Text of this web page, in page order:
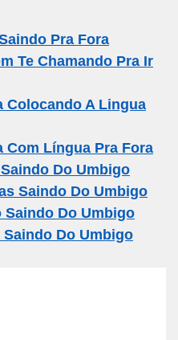
e
Pra Fora
Te Chamando Pra Ir
Colocando A Lingua
Com Língua Pra Fora
Do Umbigo
Saindo Do Umbigo
Do Umbigo
Do Umbigo